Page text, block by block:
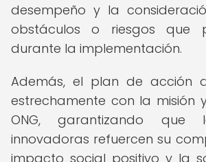
desempeño y la
obstáculos o riesgos que
durante la implementación.
Además, el plan de acción
estrechamente con la misión
ONG, garantizando que
innovadoras refuercen su
impacto social positivo y la